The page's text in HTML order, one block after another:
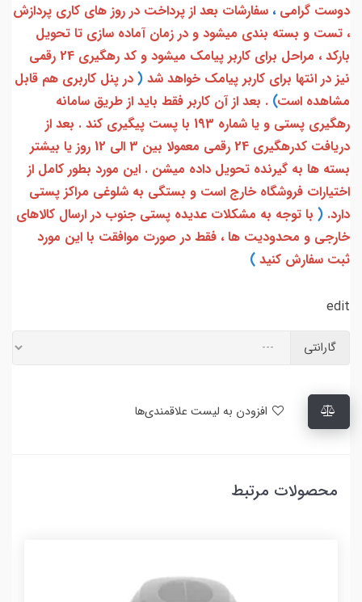
دوست گرامی ، سفارشات بعد از پرداخت در روز های کاری پردازش
، تست و بسته بندی میشود و در زمان آماده سازی تا تحویل
بارکد ، مراحل برای کاربر پیامک میشود و کد رهگیری 24 رقمی
نیز در انتها برای کاربر پیامک خواهد شد ( در پنل کاربری هم قابل
مشاهده است) . بعد از آن کاربر فقط باید از طریق سامانه
رهگیری پستی و یا شماره 193 با پست پیگیری کند . بعد از
دریافت کدرهگیری 24 رقمی معمولا بین 3 الی 12 روز یا بیشتر
بسته ها به گیرنده تحویل داده میشن . این مورد بطور کامل از
اختیارات فروشگاه خارج است و بستگی به شلوغی مراکز پستی
دارد. ( با توجه به مشکلات عدیده پستی جنوب در ارسال کالاهای
خارجی و محدودیت ها ، فقط در صورت موافقت با این مورد
ثبت سفارش کنید )
edit
گارانتی
محصولات مرتبط